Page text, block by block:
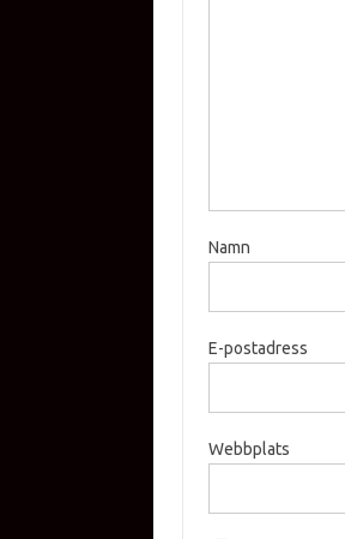
Namn
E-postadress
Webbplats